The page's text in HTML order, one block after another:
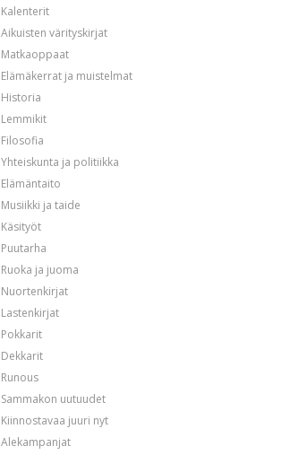
Kalenterit
Aikuisten värityskirjat
Matkaoppaat
Elämäkerrat ja muistelmat
Historia
Lemmikit
Filosofia
Yhteiskunta ja politiikka
Elämäntaito
Musiikki ja taide
Käsityöt
Puutarha
Ruoka ja juoma
Nuortenkirjat
Lastenkirjat
Pokkarit
Dekkarit
Runous
Sammakon uutuudet
Kiinnostavaa juuri nyt
Alekampanjat